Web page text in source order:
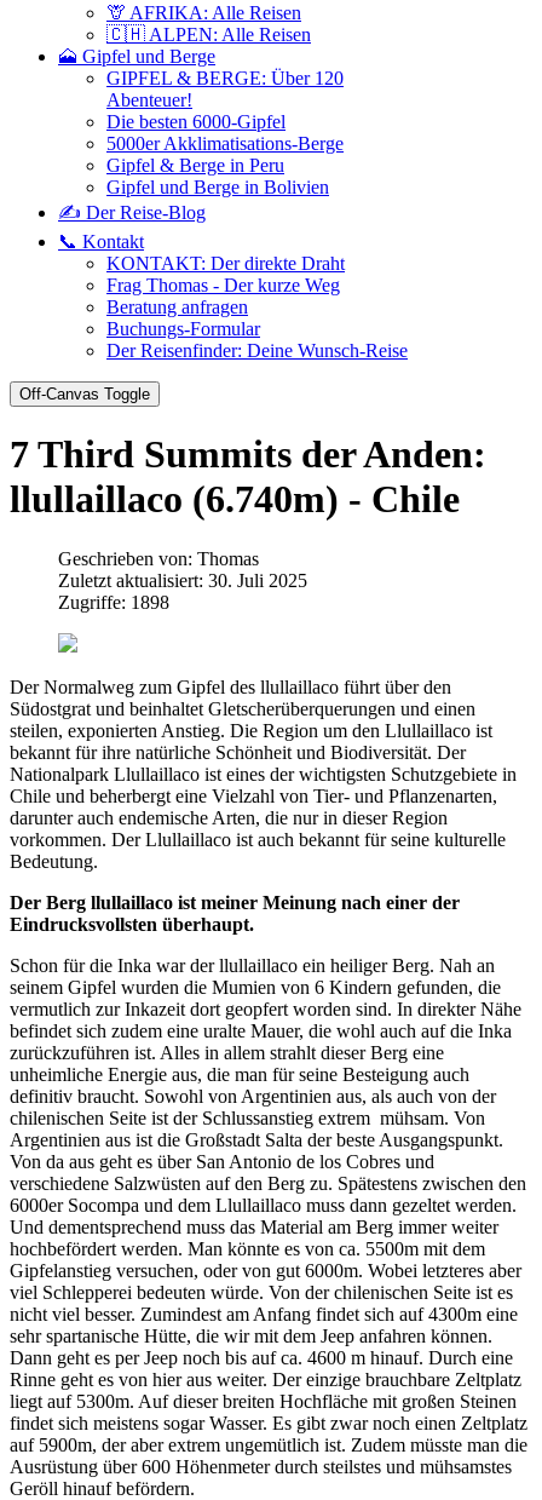
🦒 AFRIKA: Alle Reisen
🇨🇭 ALPEN: Alle Reisen
🗻 Gipfel und Berge
GIPFEL & BERGE: Über 120
Abenteuer!
Die besten 6000-Gipfel
5000er Akklimatisations-Berge
Gipfel & Berge in Peru
Gipfel und Berge in Bolivien
✍️ Der Reise-Blog
📞 Kontakt
KONTAKT: Der direkte Draht
Frag Thomas - Der kurze Weg
Beratung anfragen
Buchungs-Formular
Der Reisenfinder: Deine Wunsch-Reise
Off-Canvas Toggle
7 Third Summits der Anden:
llullaillaco (6.740m) - Chile
Geschrieben von: Thomas
Zuletzt aktualisiert: 30. Juli 2025
Zugriffe: 1898
Der Normalweg zum Gipfel des llullaillaco führt über den
Südostgrat und beinhaltet Gletscherüberquerungen und einen
steilen, exponierten Anstieg. Die Region um den Llullaillaco ist
bekannt für ihre natürliche Schönheit und Biodiversität. Der
Nationalpark Llullaillaco ist eines der wichtigsten Schutzgebiete in
Chile und beherbergt eine Vielzahl von Tier- und Pflanzenarten,
darunter auch endemische Arten, die nur in dieser Region
vorkommen. Der Llullaillaco ist auch bekannt für seine kulturelle
Bedeutung.
Der Berg llullaillaco ist meiner Meinung nach einer der
Eindrucksvollsten überhaupt.
Schon für die Inka war der llullaillaco ein heiliger Berg. Nah an
seinem Gipfel wurden die Mumien von 6 Kindern gefunden, die
vermutlich zur Inkazeit dort geopfert worden sind. In direkter Nähe
befindet sich zudem eine uralte Mauer, die wohl auch auf die Inka
zurückzuführen ist. Alles in allem strahlt dieser Berg eine
unheimliche Energie aus, die man für seine Besteigung auch
definitiv braucht. Sowohl von Argentinien aus, als auch von der
chilenischen Seite ist der Schlussanstieg extrem mühsam. Von
Argentinien aus ist die Großstadt Salta der beste Ausgangspunkt.
Von da aus geht es über San Antonio de los Cobres und
verschiedene Salzwüsten auf den Berg zu. Spätestens zwischen den
6000er Socompa und dem Llullaillaco muss dann gezeltet werden.
Und dementsprechend muss das Material am Berg immer weiter
hochbefördert werden. Man könnte es von ca. 5500m mit dem
Gipfelanstieg versuchen, oder von gut 6000m. Wobei letzteres aber
viel Schlepperei bedeuten würde. Von der chilenischen Seite ist es
nicht viel besser. Zumindest am Anfang findet sich auf 4300m eine
sehr spartanische Hütte, die wir mit dem Jeep anfahren können.
Dann geht es per Jeep noch bis auf ca. 4600 m hinauf. Durch eine
Rinne geht es von hier aus weiter. Der einzige brauchbare Zeltplatz
liegt auf 5300m. Auf dieser breiten Hochfläche mit großen Steinen
findet sich meistens sogar Wasser. Es gibt zwar noch einen Zeltplatz
auf 5900m, der aber extrem ungemütlich ist. Zudem müsste man die
Ausrüstung über 600 Höhenmeter durch steilstes und mühsamstes
Geröll hinauf befördern.